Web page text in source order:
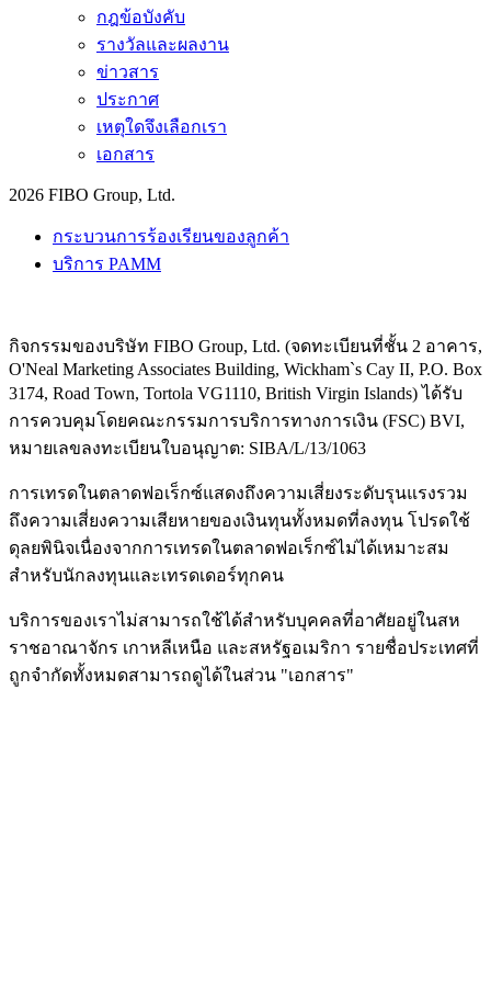
กฎข้อบังคับ
รางวัลและผลงาน
ข่าวสาร
ประกาศ
เหตุใดจึงเลือกเรา
เอกสาร
2026 FIBO Group, Ltd.
กระบวนการร้องเรียนของลูกค้า
บริการ PAMM
กิจกรรมของบริษัท FIBO Group, Ltd. (จดทะเบียนที่ชั้น 2 อาคาร,
O'Neal Marketing Associates Building, Wickham`s Cay II, P.O. Box
3174, Road Town, Tortola VG1110, British Virgin Islands) ได้รับ
การควบคุมโดยคณะกรรมการบริการทางการเงิน (FSC) BVI,
หมายเลขลงทะเบียนใบอนุญาต: SIBA/L/13/1063
การเทรดในตลาดฟอเร็กซ์แสดงถึงความเสี่ยงระดับรุนแรงรวม
ถึงความเสี่ยงความเสียหายของเงินทุนทั้งหมดที่ลงทุน โปรดใช้
ดุลยพินิจเนื่องจากการเทรดในตลาดฟอเร็กซ์ไม่ได้เหมาะสม
สำหรับนักลงทุนและเทรดเดอร์ทุกคน
บริการของเราไม่สามารถใช้ได้สำหรับบุคคลที่อาศัยอยู่ในสห
ราชอาณาจักร เกาหลีเหนือ และสหรัฐอเมริกา รายชื่อประเทศที่
ถูกจำกัดทั้งหมดสามารถดูได้ในส่วน "เอกสาร"